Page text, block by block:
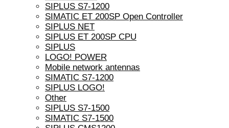
SIPLUS S7-1200
SIMATIC ET 200SP Open Controller
SIPLUS NET
SIPLUS ET 200SP CPU
SIPLUS
LOGO! POWER
Mobile network antennas
SIMATIC S7-1200
SIPLUS LOGO!
Other
SIPLUS S7-1500
SIMATIC S7-1500